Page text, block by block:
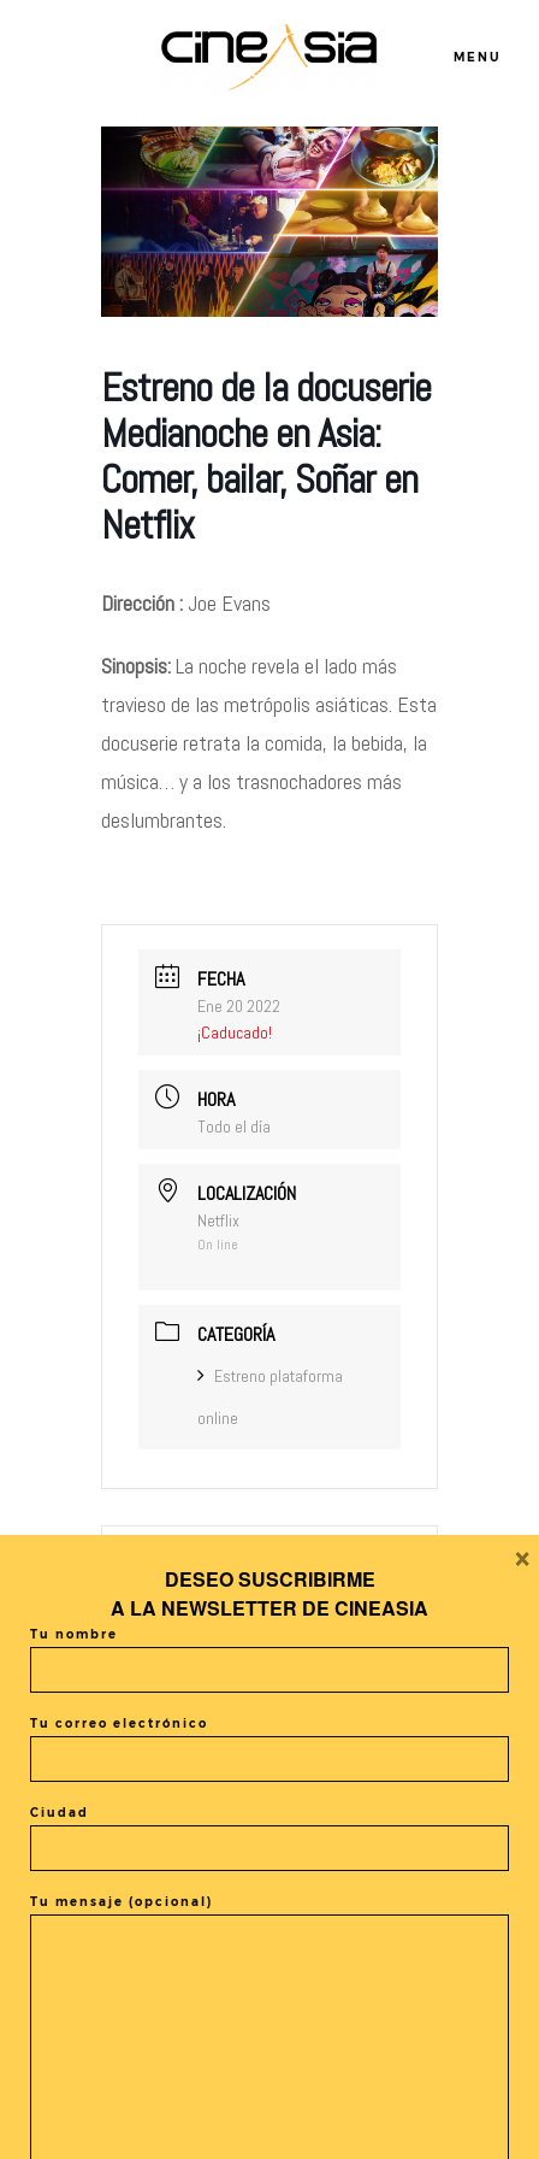
MENU
Estreno de la docuserie
Medianoche en Asia:
Comer, bailar, Soñar en
Netflix
Dirección : Joe Evans
Sinopsis: La noche revela el lado más
travieso de las metrópolis asiáticas. Esta
docuserie retrata la comida, la bebida, la
música… y a los trasnochadores más
deslumbrantes.
FECHA
Ene 20 2022
¡Caducado!
HORA
Todo el día
LOCALIZACIÓN
Netflix
On line
CATEGORÍA
Estreno plataforma
online
El evento está terminado.
DESEO SUSCRIBIRME
A LA NEWSLETTER DE CINEASIA
Tu nombre
Tu correo electrónico
Ciudad
Tu mensaje (opcional)
×